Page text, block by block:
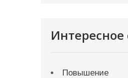
Интересное
Повышение